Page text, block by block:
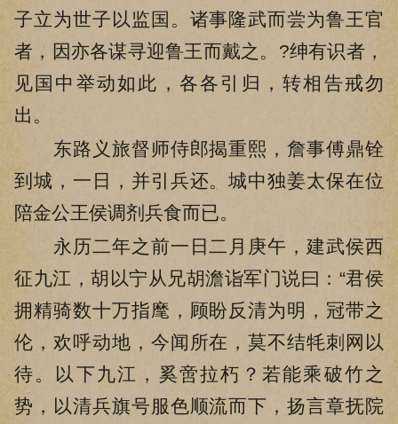
子立为世子以监国。诸事隆武而尝为鲁王官
者，因亦各谋寻迎鲁王而戴之。?绅有识者，
见国中举动如此，各各引归，转相告戒勿
出。
东路义旅督师侍郎揭重熙，詹事傅鼎铨
到城，一日，并引兵还。城中独姜太保在位
陪金公王侯调剂兵食而已。
永历二年之前一日二月庚午，建武侯西
征九江，胡以宁从兄胡澹诣军门说曰：“君侯
拥精骑数十万指麾，顾盼反清为明，冠带之
伦，欢呼动地，今闻所在，莫不结牦刺网以
待。以下九江，奚啻拉朽？若能乘破竹之
势，以清兵旗号服色顺流而下，扬言章抚院